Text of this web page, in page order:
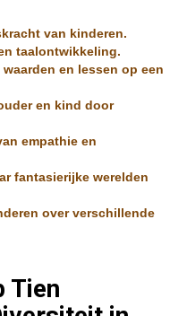
van kinderen.
taalontwikkeling.
en lessen op een
en kind door
empathie en
fantasierijke werelden
over verschillende
Tien